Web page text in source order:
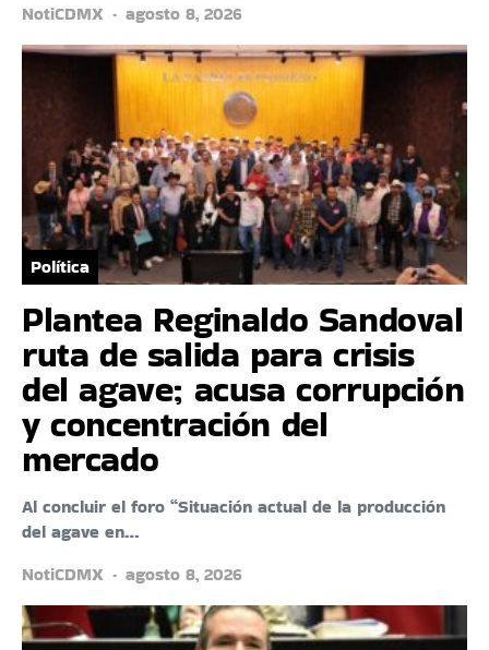
NotiCDMX
agosto 8, 2026
Política
Plantea Reginaldo Sandoval
ruta de salida para crisis
del agave; acusa corrupción
y concentración del
mercado
Al concluir el foro “Situación actual de la producción
del agave en…
NotiCDMX
agosto 8, 2026